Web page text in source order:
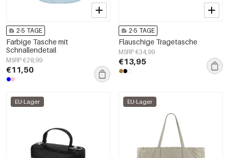
2-5 TAGE
Farbige Tasche mit
Schnallendetail
MSRP €28,99
€11,50
2-5 TAGE
Flauschige Tragetasche
MSRP €34,99
€13,95
EU-Lager EU-Lager